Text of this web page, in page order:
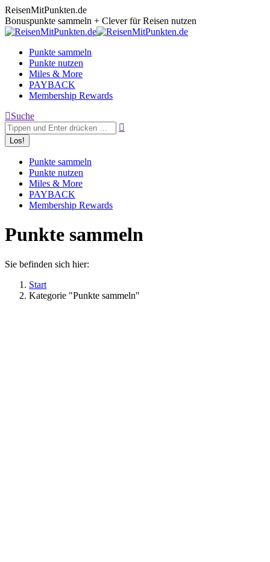
Zum
Inhalt
springen
ReisenMitPunkten.de
Bonuspunkte sammeln + Clever für Reisen nutzen
Punkte sammeln
Punkte nutzen
Miles & More
PAYBACK
Membership Rewards
Search:
Suche
Punkte sammeln
Punkte nutzen
Miles & More
PAYBACK
Membership Rewards
Punkte sammeln
Sie befinden sich hier:
Start
Kategorie "Punkte sammeln"